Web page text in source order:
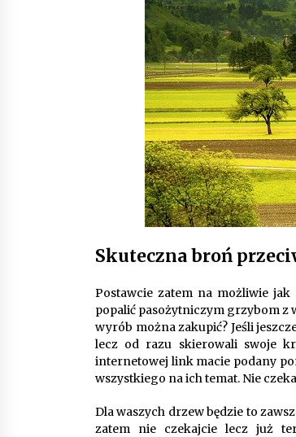
Skuteczna broń
Postawcie zatem na możliwie
popalić pasożytniczym grzybom z
wyrób można zakupić? Jeśli
lecz od razu skierowali swoje
internetowej link macie podany
wszystkiego na ich temat. Nie
Dla waszych drzew będzie to
zatem nie czekajcie lecz już